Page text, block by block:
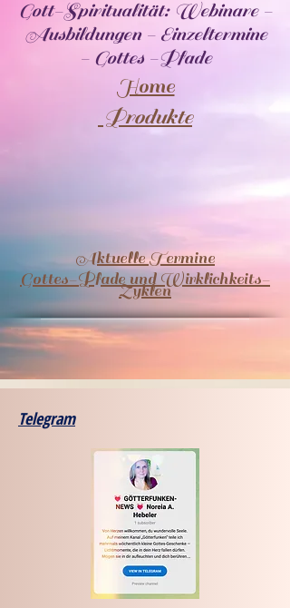
Gott-Spiritualität: Webinare -
Ausbildungen - Einzeltermine
- Gottes -Pfade
Home
Produkte
Aktuelle Termine
​Gottes-Pfade und Wirklichkeits-
Zyklen
Telegram